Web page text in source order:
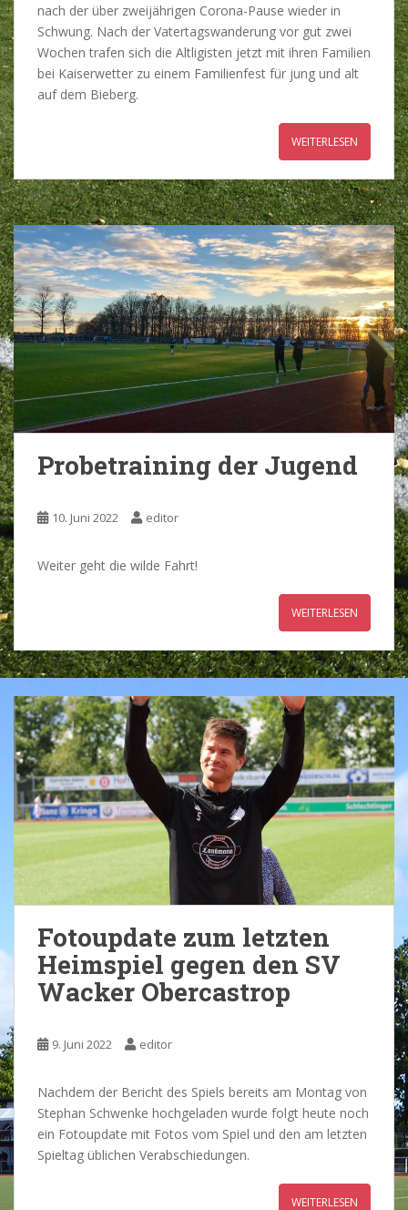
nach der über zweijährigen Corona-Pause wieder in
Schwung. Nach der Vatertagswanderung vor gut zwei
Wochen trafen sich die Altligisten jetzt mit ihren Familien
bei Kaiserwetter zu einem Familienfest für jung und alt
auf dem Bieberg.
WEITERLESEN
Probetraining der Jugend
10. Juni 2022 editor
Weiter geht die wilde Fahrt!
WEITERLESEN
Fotoupdate zum letzten
Heimspiel gegen den SV
Wacker Obercastrop
9. Juni 2022 editor
Nachdem der Bericht des Spiels bereits am Montag von
Stephan Schwenke hochgeladen wurde folgt heute noch
ein Fotoupdate mit Fotos vom Spiel und den am letzten
Spieltag üblichen Verabschiedungen.
WEITERLESEN